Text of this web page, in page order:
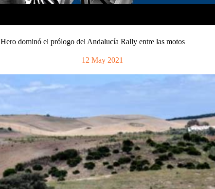
Hero dominó el prólogo del Andalucía Rally entre las motos
12 May 2021